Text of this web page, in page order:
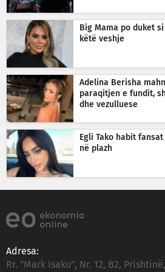
Big Mama po duket
këtë veshje
Adelina Berisha
paraqitjen e fundit,
dhe vezulluese
Egli Tako habit
në plazh
Adresa:
Rr. "Mark Isaku", Nr. 12, B2,